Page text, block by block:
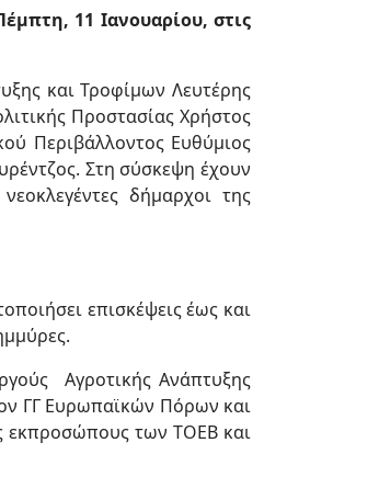
11 Ιανουαρίου, στις
και Τροφίμων Λευτέρης
Προστασίας Χρήστος
Περιβάλλοντος Ευθύμιος
Στη σύσκεψη έχουν
δήμαρχοι της
επισκέψεις έως και
Αγροτικής Ανάπτυξης
ΓΓ Ευρωπαϊκών Πόρων και
εκπροσώπους των ΤΟΕΒ και